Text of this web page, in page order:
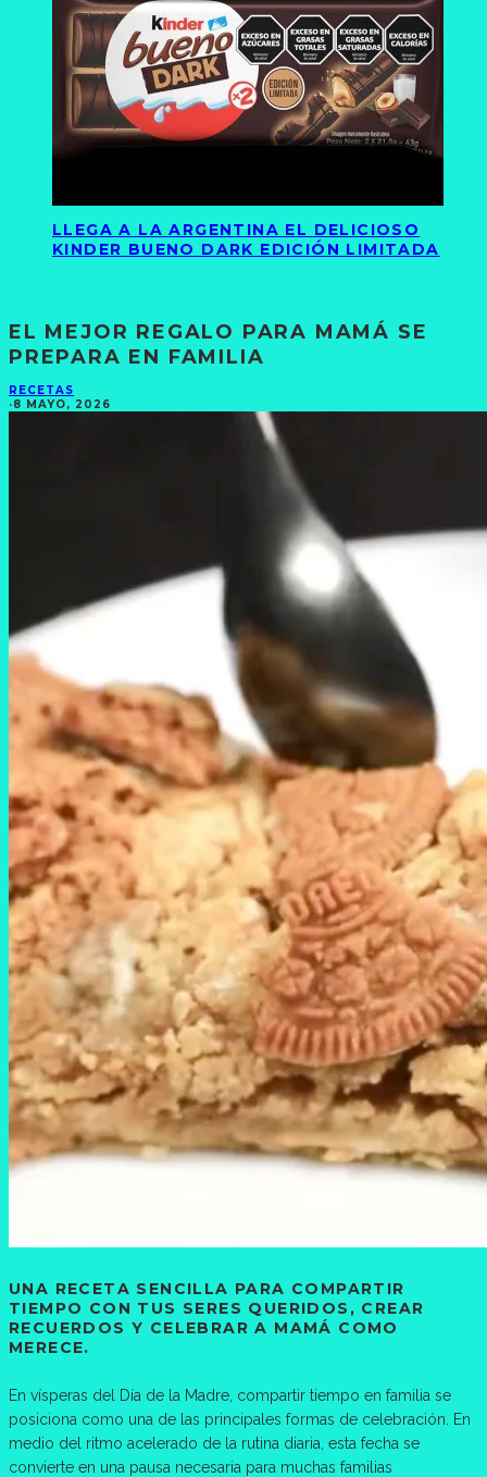
LLEGA A LA ARGENTINA EL DELICIOSO
KINDER BUENO DARK EDICIÓN LIMITADA
EL MEJOR REGALO PARA MAMÁ SE
PREPARA EN FAMILIA
RECETAS
·8 MAYO, 2026
UNA RECETA SENCILLA PARA COMPARTIR
TIEMPO CON TUS SERES QUERIDOS, CREAR
RECUERDOS Y CELEBRAR A MAMÁ COMO
MERECE.
En vísperas del Día de la Madre, compartir tiempo en familia se
posiciona como una de las principales formas de celebración. En
medio del ritmo acelerado de la rutina diaria, esta fecha se
convierte en una pausa necesaria para muchas familias